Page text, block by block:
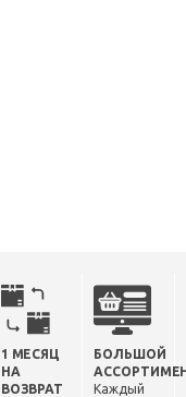
1 МЕСЯЦ
НА
ВОЗВРАТ
БОЛЬШОЙ
Каждый